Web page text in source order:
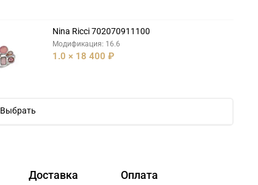
Nina Ricci 702070911100
Модификация: 16.6
1.0 × 18 400 ₽
Выбрать
Доставка Оплата